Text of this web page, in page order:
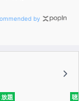
うとしている
by
題 聴